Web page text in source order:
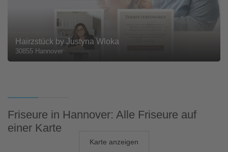
Hairzstück by Justyna Wloka
30855 Hannover
Friseure in Hannover: Alle Friseure auf
einer Karte
Karte anzeigen